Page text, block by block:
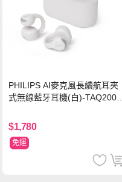
PHILIPS AI麥克風長續航耳夾
式無線藍牙耳機(白)-TAQ2000
$1,780
免運